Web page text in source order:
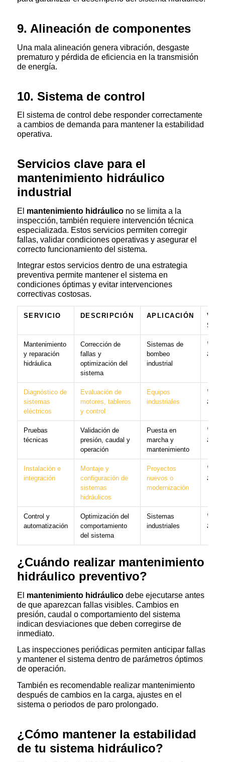
9. Alineación de componentes
Una mala alineación genera vibración, desgaste
prematuro y pérdida de eficiencia en la transmisión
de energía.
10. Sistema de control
El sistema de control debe responder correctamente
a cambios de demanda para mantener la estabilidad
operativa.
Servicios clave para el
mantenimiento hidráulico
industrial
El mantenimiento hidráulicono se limita a la
inspección, también requiere intervención técnica
especializada. Estos servicios permiten corregir
fallas, validar condiciones operativas y asegurar el
correcto funcionamiento del sistema.
Integrar estos servicios dentro de una estrategia
preventiva permite mantener el sistema en
condiciones óptimas y evitar intervenciones
correctivas costosas.
SERVICIO DESCRIPCIÓN APLICACIÓN
VER
Mantenimiento
y reparación
hidráulica
Corrección de
fallas y
optimización del
sistema
Sistemas de
bombeo
industrial
Ver
Diagnóstico de
sistemas
eléctricos
Evaluación de
motores, tableros
y control
Equipos
industriales
Ver
Pruebas
técnicas
Validación de
presión, caudal y
operación
Puesta en
marcha y
mantenimiento
Ver
Instalación e
integración
Montaje y
configuración de
sistemas
hidráulicos
Proyectos
nuevos o
modernización
Ver
Control y
automatización
Optimización del
comportamiento
del sistema
Sistemas
industriales
Ver
¿Cuándo realizar mantenimiento
hidráulico preventivo?
El mantenimiento hidráulicodebe ejecutarse antes
de que aparezcan fallas visibles. Cambios en
presión, caudal o comportamiento del sistema
indican desviaciones que deben corregirse de
inmediato.
Las inspecciones periódicas permiten anticipar fallas
y mantener el sistema dentro de parámetros óptimos
de operación.
También es recomendable realizar mantenimiento
después de cambios en la carga, ajustes en el
sistema o periodos de paro prolongado.
¿Cómo mantener la estabilidad
de tu sistema hidráulico?